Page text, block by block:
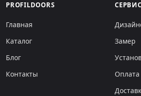
PROFILDOORS
Главная
Каталог
Блог
Контакты
СЕРВИС
Замер
Оплата